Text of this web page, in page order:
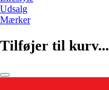
Udsalg
Mærker
Tilføjer til kurv...